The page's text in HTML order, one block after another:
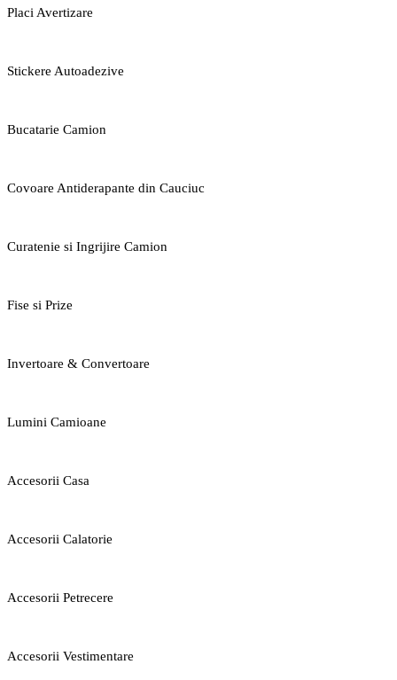
Placi Avertizare
Stickere Autoadezive
Bucatarie Camion
Covoare Antiderapante din Cauciuc
Curatenie si Ingrijire Camion
Fise si Prize
Invertoare & Convertoare
Lumini Camioane
Accesorii Casa
Accesorii Calatorie
Accesorii Petrecere
Accesorii Vestimentare